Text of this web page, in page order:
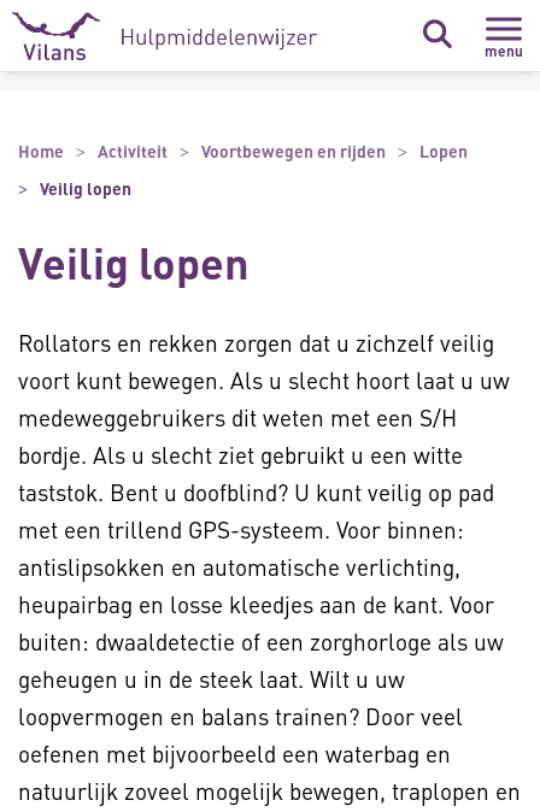
Naar hoofdinhoud
Naar footer
menu
Home Activiteit Voortbewegen en rijden
Lopen
Veilig lopen
Veilig lopen
Rollators en rekken zorgen dat u zichzelf veilig
voort kunt bewegen. Als u slecht hoort laat u uw
medeweggebruikers dit weten met een S/H
bordje. Als u slecht ziet gebruikt u een witte
taststok. Bent u doofblind? U kunt veilig op pad
met een trillend GPS-systeem. Voor binnen:
antislipsokken en automatische verlichting,
heupairbag en losse kleedjes aan de kant. Voor
buiten: dwaaldetectie of een zorghorloge als uw
geheugen u in de steek laat. Wilt u uw
loopvermogen en balans trainen? Door veel
oefenen met bijvoorbeeld een waterbag en
natuurlijk zoveel mogelijk bewegen, traplopen en